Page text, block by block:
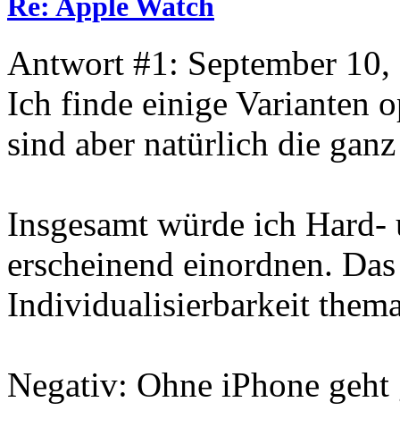
Antwort #1: September
Ich finde einige Varianten
sind aber natürlich die
Insgesamt würde ich
erscheinend einordnen.
Individualisierbarkeit
Negativ: Ohne iPhone geht